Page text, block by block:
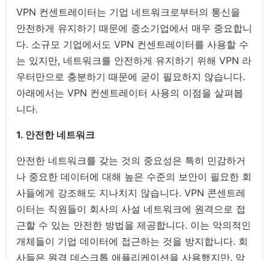
VPN 컨센트레이터는 기업 네트워크로부터의 통신을
안전하게 유지하기 때문에 중소기업에서 매우 중요합니
다. 소규모 기업에서도 VPN 컨센트레이터를 사용할 수
는 있지만, 네트워크를 안전하게 유지하기 위해 VPN 라
우터만으로 충분하기 때문에 굳이 필요하지 않습니다.
아래에서는 VPN 컨센트레이터 사용의 이점을 살펴봅
니다.
1. 안전한 네트워크
안전한 네트워크를 갖는 것의 중요성은 특히 민감하거
나 중요한 데이터에 대해 높은 수준의 보안이 필요한 회
사들에게 강조해도 지나치지 않습니다. VPN 콘센트레
이터는 직원들이 회사의 사설 네트워크에 원격으로 접
근할 수 있는 안전한 방법을 제공합니다. 이는 악의적인
개체들이 기업 데이터에 접근하는 것을 방지합니다. 회
사들은 원격 데스크톱 애플리케이션을 사용했지만, 악